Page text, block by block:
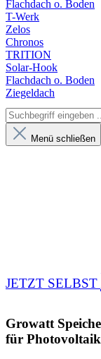
Flachdach o. Boden
T-Werk
Zelos
Chronos
TRITION
Solar-Hook
Flachdach o. Boden
Ziegeldach
Menü schließen
JETZT SELBST
Growatt
für Photovoltaik